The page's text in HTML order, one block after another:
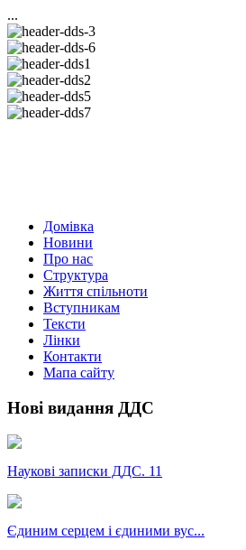
...
Домівка
Новини
Про нас
Структура
Життя спільноти
Вступникам
Тексти
Лінки
Контакти
Мапа сайту
Нові видання ДДС
Наукові записки ДДС. 11
Єдиним серцем і єдиними вус...